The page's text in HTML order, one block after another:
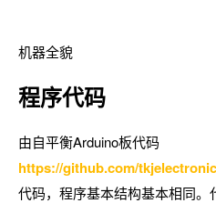
机器全貌
程序代码
由自平衡Arduino板代码
https://github.com/
代码，程序基本结构基本相同